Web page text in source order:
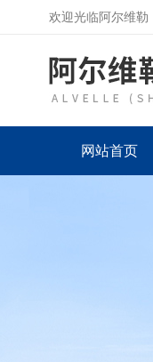
欢迎光临阿尔维勒
网站首页